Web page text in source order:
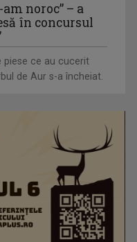
noroc” – a
în concursul
piese ce au cucerit
de Aur s-a încheiat.